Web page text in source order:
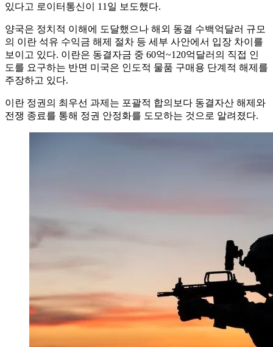
있다고 로이터통신이 11일 보도했다.
양국은 정치적 이해에 도달했으나 해외 동결 수백억달러 규모
의 이란 석유 수익금 해제 절차 등 세부 사안에서 입장 차이를
보이고 있다. 이란은 동결자금 중 60억~120억달러의 직접 인
도를 요구하는 반면 미국은 인도적 물품 구매용 단계적 해제를
주장하고 있다.
이란 정권의 최우선 과제는 포괄적 합의보다 동결자산 해제와
전쟁 종료를 통해 정권 안정화를 도모하는 것으로 알려졌다.